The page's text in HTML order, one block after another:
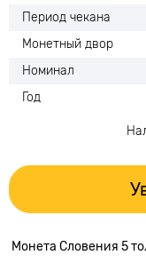
Период чекана
Монетный двор
Номинал
Год
Монета Словения 5